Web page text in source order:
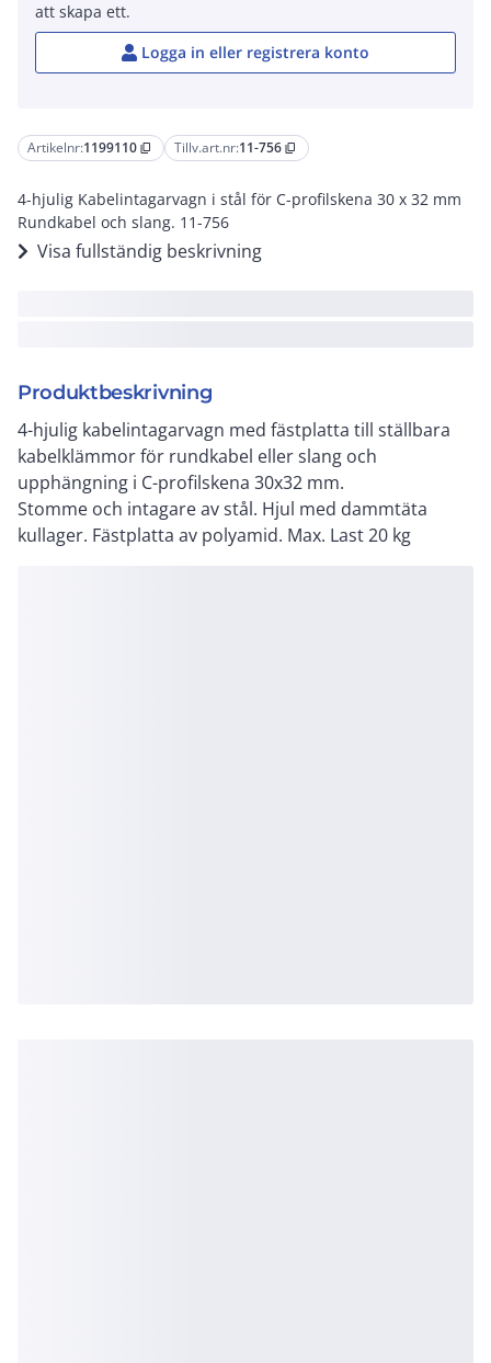
Artikelnr:1199110 content_copy Tillv.art.nr:11-756 content_copy
4-hjulig Kabelintagarvagn i stål för C-profilskena 30 x 32 mm
Rundkabel och slang. 11-756
Visa fullständig beskrivning
Produktbeskrivning
4-hjulig kabelintagarvagn med fästplatta till ställbara
kabelklämmor för rundkabel eller slang och
upphängning i C-profilskena 30x32 mm.
Stomme och intagare av stål. Hjul med dammtäta
kullager. Fästplatta av polyamid. Max. Last 20 kg
att skapa ett.
Logga in eller registrera konto